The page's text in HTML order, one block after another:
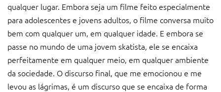
qualquer lugar. Embora seja um filme feito especialmente
para adolescentes e jovens adultos, o filme conversa muito
bem com qualquer um, em qualquer idade. E embora se
passe no mundo de uma jovem skatista, ele se encaixa
perfeitamente em qualquer meio, em qualquer ambiente
da sociedade. O discurso final, que me emocionou e me
levou as lágrimas, é um discurso que se encaixa de forma